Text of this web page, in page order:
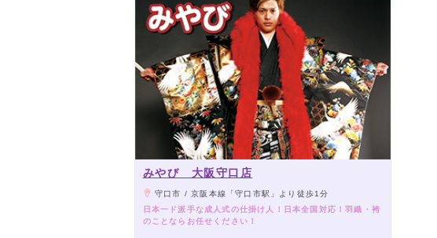
みやび 大阪守口店
守口市 / 京阪本線「守口市駅」より徒歩1分
日本一ド派手な成人式の仕掛け人！日本全国対応！羽織・袴
のことならお任せください！